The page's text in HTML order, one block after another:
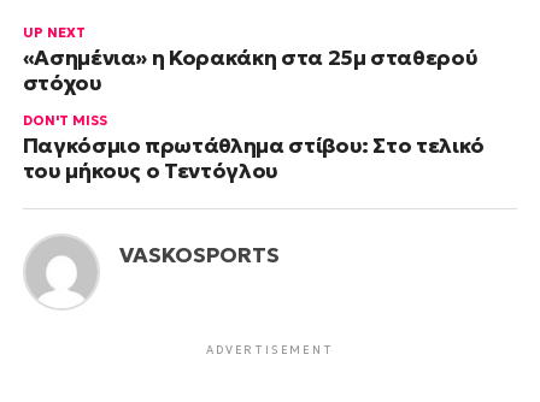
UP NEXT
«Ασημένια» η Κορακάκη στα 25μ σταθερού
στόχου
DON'T MISS
Παγκόσμιο πρωτάθλημα στίβου: Στο τελικό
του μήκους ο Τεντόγλου
VASKOSPORTS
ADVERTISEMENT